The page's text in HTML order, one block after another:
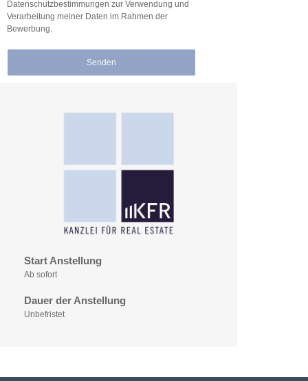
Datenschutzbestimmungen zur Verwendung und
Verarbeitung meiner Daten im Rahmen der
Bewerbung.
Senden
Start Anstellung
Ab sofort
Dauer der Anstellung
Unbefristet